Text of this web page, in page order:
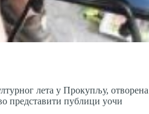
лета у Прокупљу, отворена
представити публици уочи